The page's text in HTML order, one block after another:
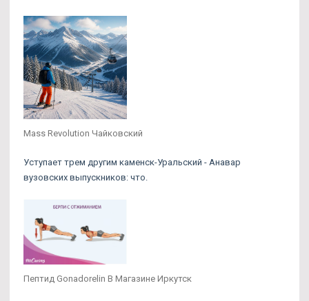
Mass Revolution Чайковский
Уступает трем другим каменск-Уральский - Анавар
вузовских выпускников: что.
Пептид Gonadorelin В Магазине Иркутск